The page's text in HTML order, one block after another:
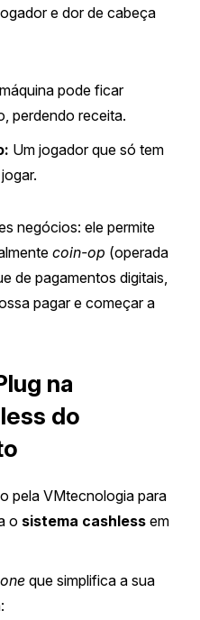
e dor de cabeça
pode ficar
perdendo receita.
Um jogador que só tem
negócios: ele permite
coin-op (operada
de pagamentos digitais,
pagar e começar a
na
do
pela VMtecnologia para
o sistema cashless em
que simplifica a sua